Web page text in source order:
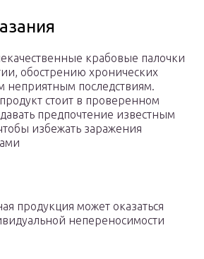
крабовые палочки
обострению хронических
неприятным последствиям.
стоит в проверенном
предпочтение известным
избежать заражения
продукция может оказаться
непереносимости